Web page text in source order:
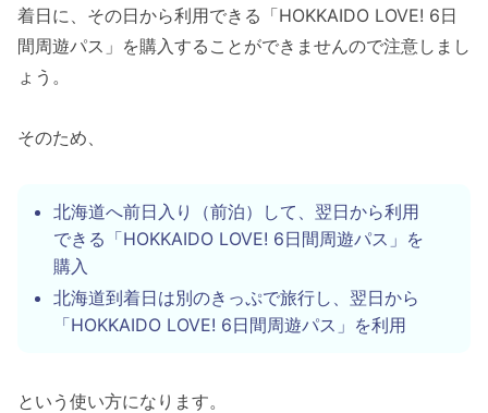
着日に、その日から利用できる「HOKKAIDO LOVE! 6日
間周遊パス」を購入することができませんので注意しまし
ょう。
そのため、
北海道へ前日入り（前泊）して、翌日から利用
できる「HOKKAIDO LOVE! 6日間周遊パス」を
購入
北海道到着日は別のきっぷで旅行し、翌日から
「HOKKAIDO LOVE! 6日間周遊パス」を利用
という使い方になります。